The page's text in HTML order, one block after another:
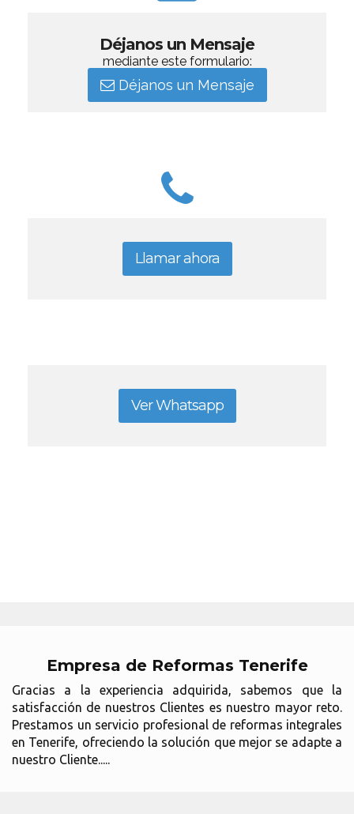
Déjanos un Mensaje
mediante este formulario:
Déjanos un Mensaje
Llamar ahora
Ver Whatsapp
Empresa de Reformas Tenerife
Gracias a la experiencia adquirida, sabemos que la
satisfacción de nuestros Clientes es nuestro mayor reto.
Prestamos un servicio profesional de reformas integrales
en Tenerife, ofreciendo la solución que mejor se adapte a
nuestro Cliente.....